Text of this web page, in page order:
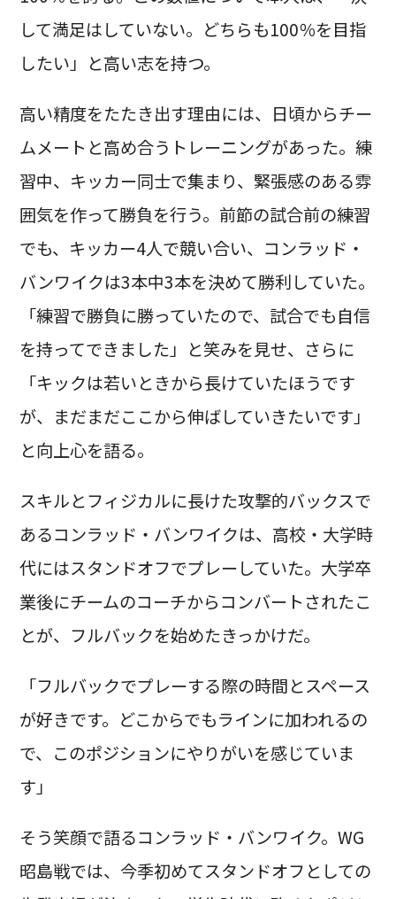
して満足はしていない。どちらも100％を目指
したい」と高い志を持つ。
高い精度をたたき出す理由には、日頃からチー
ムメートと高め合うトレーニングがあった。練
習中、キッカー同士で集まり、緊張感のある雰
囲気を作って勝負を行う。前節の試合前の練習
でも、キッカー4人で競い合い、コンラッド・
バンワイクは3本中3本を決めて勝利していた。
「練習で勝負に勝っていたので、試合でも自信
を持ってできました」と笑みを見せ、さらに
「キックは若いときから長けていたほうです
が、まだまだここから伸ばしていきたいです」
と向上心を語る。
スキルとフィジカルに長けた攻撃的バックスで
あるコンラッド・バンワイクは、高校・大学時
代にはスタンドオフでプレーしていた。大学卒
業後にチームのコーチからコンバートされたこ
とが、フルバックを始めたきっかけだ。
「フルバックでプレーする際の時間とスペース
が好きです。どこからでもラインに加われるの
で、このポジションにやりがいを感じていま
す」
そう笑顔で語るコンラッド・バンワイク。WG
昭島戦では、今季初めてスタンドオフとしての